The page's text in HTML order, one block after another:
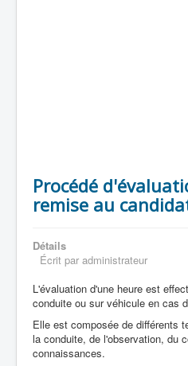
Procédé
remise au
Détails
Écrit par administrateur
L'évaluation d'une heure est
conduite ou sur véhicule en cas
Elle est composée de différents
la conduite, de l'observation, du
connaissances.